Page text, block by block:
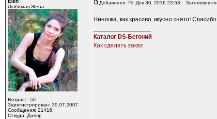
Любимая Жена
Возраст: 50
Зарегистрирован: 30.07.2007
Сообщения: 21416
Откуда: Днепр
Добавлено: Пт Дек 30, 2016 23:53 Заголовок
Ниночка, как красиво, вкусно снято!
Каталог DS-Бегоний
Как сделать заказ